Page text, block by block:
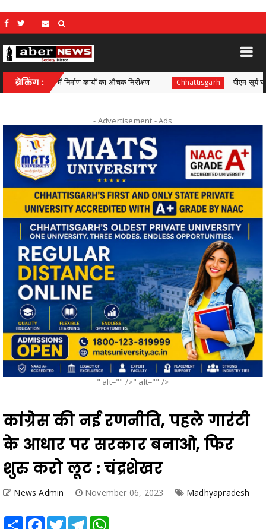
——
ब्रेकिंग :
में निर्माण कार्यों का औचक निरीक्षण Chhattisgarh पीएम सूर्य घर-मुफ्त बिजली
- Advertisement -Ads
" alt="" />" alt="" />
कांग्रेस की नई रणनीति, पहले गारंटी
के आधार पर सरकार बनाओ, फिर
शुरु करो लूट : चंद्रशेखर
News Admin November 06, 2023 Madhyapradesh
Share Facebook
TwitterTelegram